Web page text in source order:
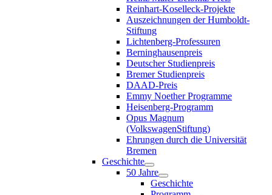
Reinhart-Koselleck-Projekte
Auszeichnungen der Humboldt-
Stiftung
Lichtenberg-Professuren
Berninghausenpreis
Deutscher Studienpreis
Bremer Studienpreis
DAAD-Preis
Emmy Noether Programme
Heisenberg-Programm
Opus Magnum
(VolkswagenStiftung)
Ehrungen durch die Universität
Bremen
Geschichte
50 Jahre
Geschichte